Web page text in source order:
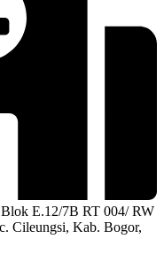
E.12/7B RT 004/ RW
Cileungsi, Kab. Bogor,